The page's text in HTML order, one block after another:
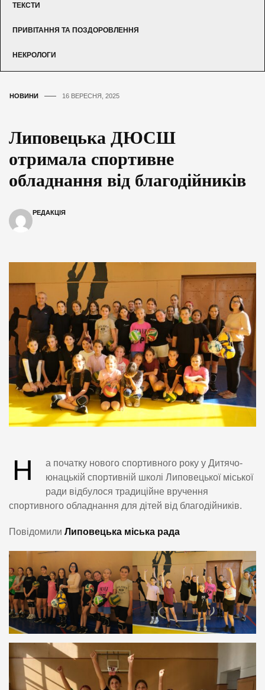
ТЕКСТИ
ПРИВІТАННЯ ТА ПОЗДОРОВЛЕННЯ
НЕКРОЛОГИ
НОВИНИ 16 ВЕРЕСНЯ, 2025
Липовецька ДЮСШ
отримала спортивне
обладнання від благодійників
РЕДАКЦІЯ
Н
а початку нового спортивного року у Дитячо-
юнацькій спортивній школі Липовецької міської
ради відбулося традиційне вручення
спортивного обладнання для дітей від благодійників.
Повідомили Липовецька міська рада